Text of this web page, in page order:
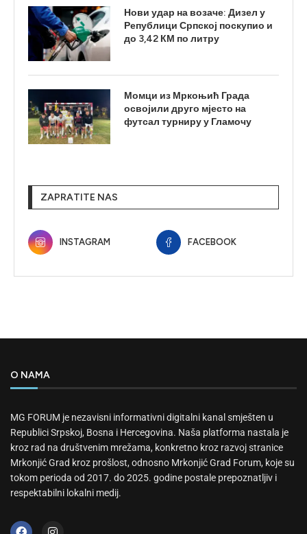
Нови удар на возаче: Дизел у
Републици Српској поскупио и
до 3,42 КМ по литру
Момци из Мркоњић Града
освојили друго мјесто на
футсал турниру у Гламочу
ZAPRATITE NAS
INSTAGRAM FACEBOOK
O NAMA
MG FORUM je nezavisni informativni digitalni kanal smješten u
Republici Srpskoj, Bosna i Hercegovina. Naša platforma nastala je
kroz rad na društvenim mrežama, konkretno kroz razvoj stranice
Mrkonjić Grad kroz prošlost, odnosno Mrkonjić Grad Forum, koje su
tokom perioda od 2017. do 2025. godine postale prepoznatljiv i
respektabilni lokalni medij.